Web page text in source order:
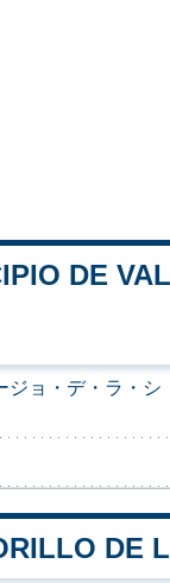
DE
ジョ・デ・ラ・シ
DE